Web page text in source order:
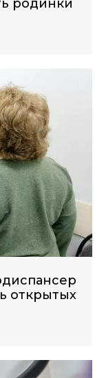
родинки
открытых